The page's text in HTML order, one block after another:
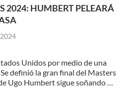
2024: HUMBERT PELEARÁ
Unidos por medio de una
definió la gran final del Masters
Ugo Humbert sigue soñando …